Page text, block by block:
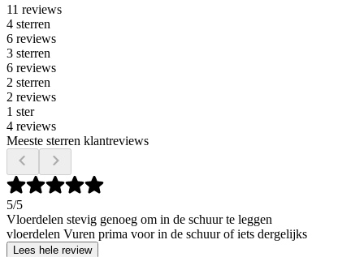
11 reviews
4 sterren
6 reviews
3 sterren
6 reviews
2 sterren
2 reviews
1 ster
4 reviews
Meeste sterren klantreviews
5/5
Vloerdelen stevig genoeg om in de schuur te leggen
vloerdelen Vuren prima voor in de schuur of iets dergelijks
Lees hele review